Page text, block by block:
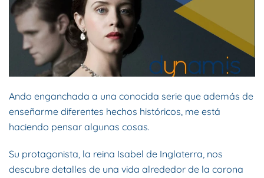
Ando enganchada a una conocida serie que además de
enseñarme diferentes hechos históricos, me está
haciendo pensar algunas cosas.
Su protagonista, la reina Isabel de Inglaterra, nos
descubre detalles de una vida alrededor de la corona